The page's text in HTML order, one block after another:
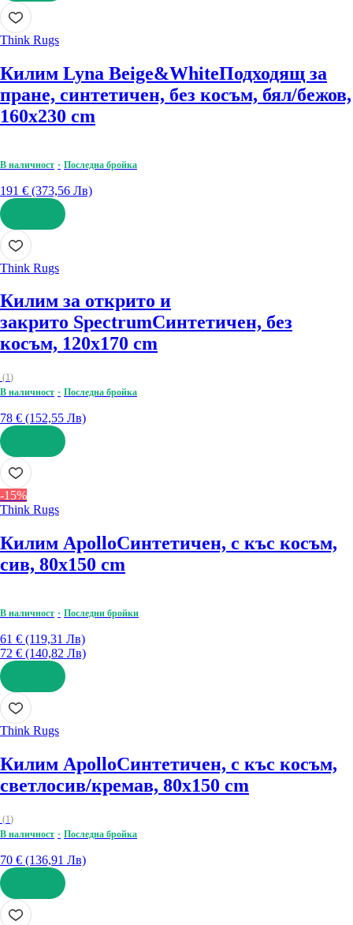
ДОБАВИ
Think Rugs
Килим Lyna Beige&WhiteПодходящ за
пране, синтетичен, без косъм, бял/бежов,
160x230 cm
В наличност Последна бройка
191 € (373,56 Лв)
ДОБАВИ
Think Rugs
Килим за открито и
закрито SpectrumСинтетичен, без
косъм, 120x170 cm
(1)
В наличност
Последна бройка
78 € (152,55 Лв)
ДОБАВИ
-15%
Think Rugs
Килим ApolloСинтетичен, с къс косъм,
сив, 80x150 cm
В наличност Последни бройки
61 € (119,31 Лв)
72 € (140,82 Лв)
ДОБАВИ
Think Rugs
Килим ApolloСинтетичен, с къс косъм,
светлосив/кремав, 80x150 cm
(1)
В наличност
Последна бройка
70 € (136,91 Лв)
ДОБАВИ